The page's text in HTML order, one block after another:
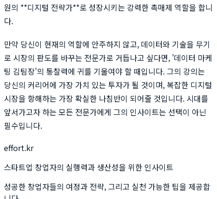
원의 **디지털 전략가**로 성장시키는 강력한 촉매제 역할을 합니
다.
만약 당신이 현재의 역할에 안주하지 않고, 데이터와 기술을 무기
로 시장의 판도를 바꾸는 전문가로 거듭나고 싶다면, '데이터 마케
팅 김팀장'의 통찰력에 귀를 기울여야 할 때입니다. 그의 강의는
당신의 커리어에 가장 가치 있는 투자가 될 것이며, 복잡한 디지털
시장을 항해하는 가장 확실한 나침반이 되어줄 것입니다. 시대를
앞서가고자 하는 모든 전문가에게 그의 인사이트는 선택이 아닌
필수입니다.
effort.kr
스타트업 창업자의 실행력과 생산성을 위한 인사이트
성공한 창업자들의 여정과 전략, 그리고 실천 가능한 팁을 제공합